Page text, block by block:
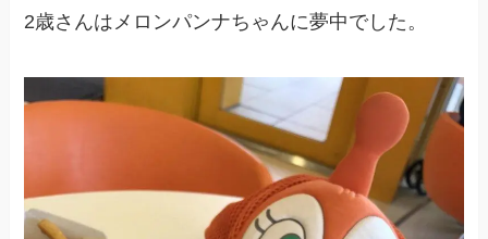
2歳さんはメロンパンナちゃんに夢中でした。